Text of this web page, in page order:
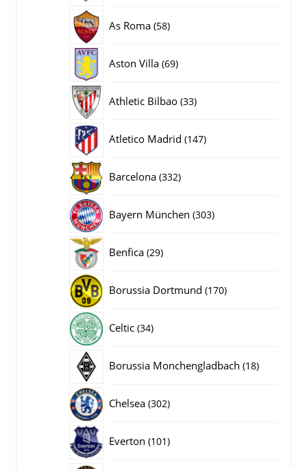
As Roma 5858
Aston Villa 6969
Athletic Bilbao 3333
Atletico Madrid 147147
Barcelona 332332
Bayern München 303303
Benfica 2929
Borussia Dortmund 170170
Celtic 3434
Borussia Monchengladbach 1818
Chelsea 302302
Everton 101101